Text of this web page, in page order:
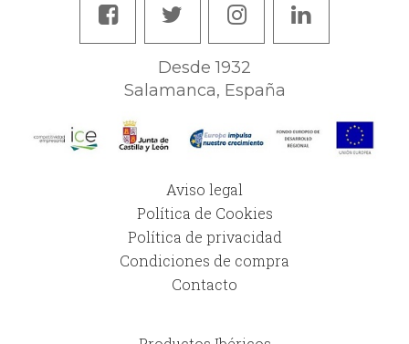
Desde 1932
Salamanca, España
Aviso legal
Política de Cookies
Política de privacidad
Condiciones de compra
Contacto